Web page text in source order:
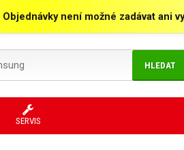
není možné zadávat ani
HLEDAT
SERVIS